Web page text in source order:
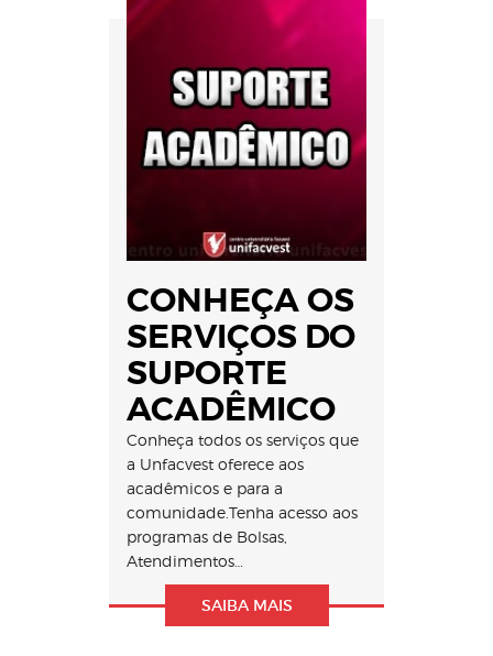
CONHEÇA OS
SERVIÇOS DO
SUPORTE
ACADÊMICO
Conheça todos os serviços que
a Unfacvest oferece aos
acadêmicos e para a
comunidade.Tenha acesso aos
programas de Bolsas,
Atendimentos…
SAIBA MAIS